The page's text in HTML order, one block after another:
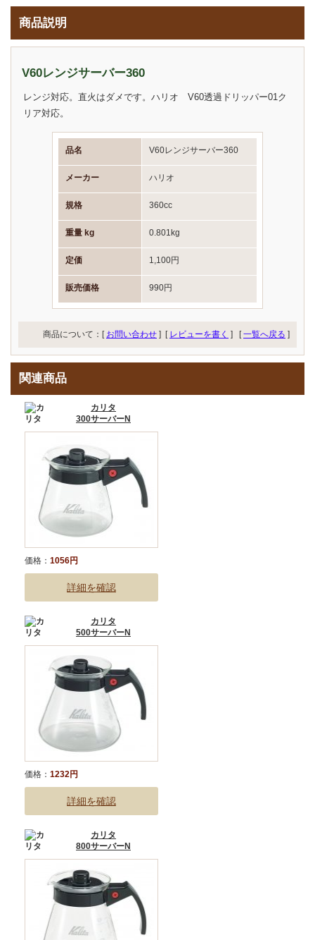
商品説明
V60レンジサーバー360
レンジ対応。直火はダメです。ハリオ V60透過ドリッパー01ク
リア対応。
品名 V60レンジサーバー360
メーカー ハリオ
規格 360cc
重量 kg 0.801kg
定価 1,100円
販売価格 990円
商品について：[ お問い合わせ ] [ レビューを書く ] [一覧へ戻る ]
関連商品
カリタ
300サーバーN
価格： 1056円
詳細を確認
カリタ
500サーバーN
価格： 1232円
詳細を確認
カリタ
800サーバーN